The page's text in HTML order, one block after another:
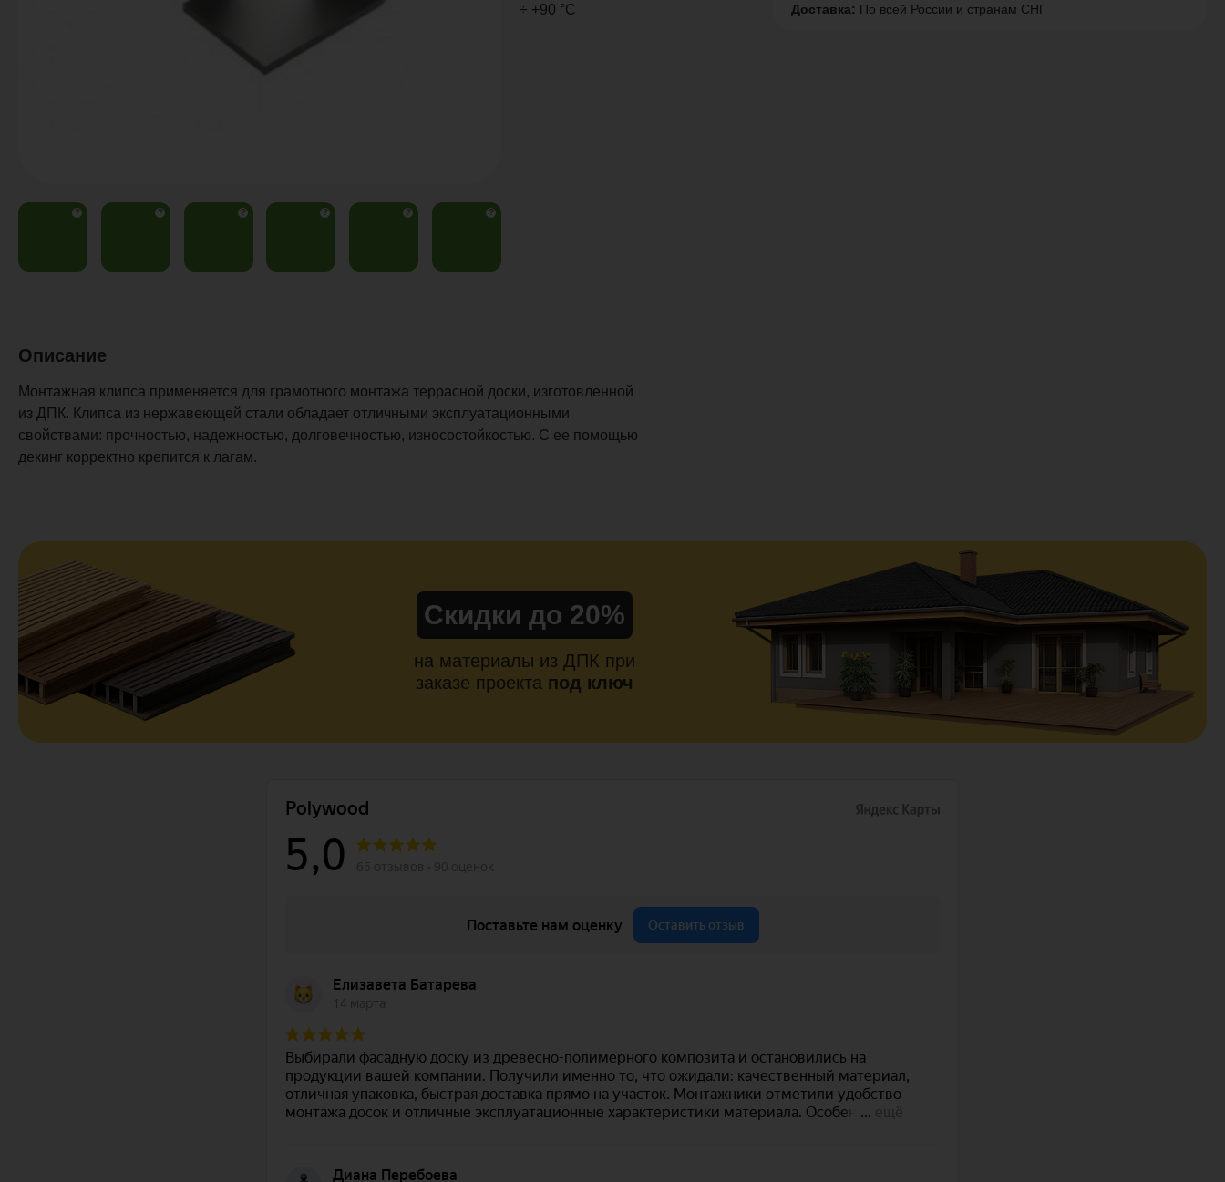
? ? ? ? ? ?
Доставка: По всей России и странам СНГ
÷ +90 °C
Описание
Монтажная клипса применяется для грамотного монтажа террасной доски, изготовленной
из ДПК. Клипса из нержавеющей стали обладает отличными эксплуатационными
свойствами: прочностью, надежностью, долговечностью, износостойкостью. С ее помощью
декинг корректно крепится к лагам.
Скидки до 20%
на материалы из ДПК при
заказе проекта под ключ